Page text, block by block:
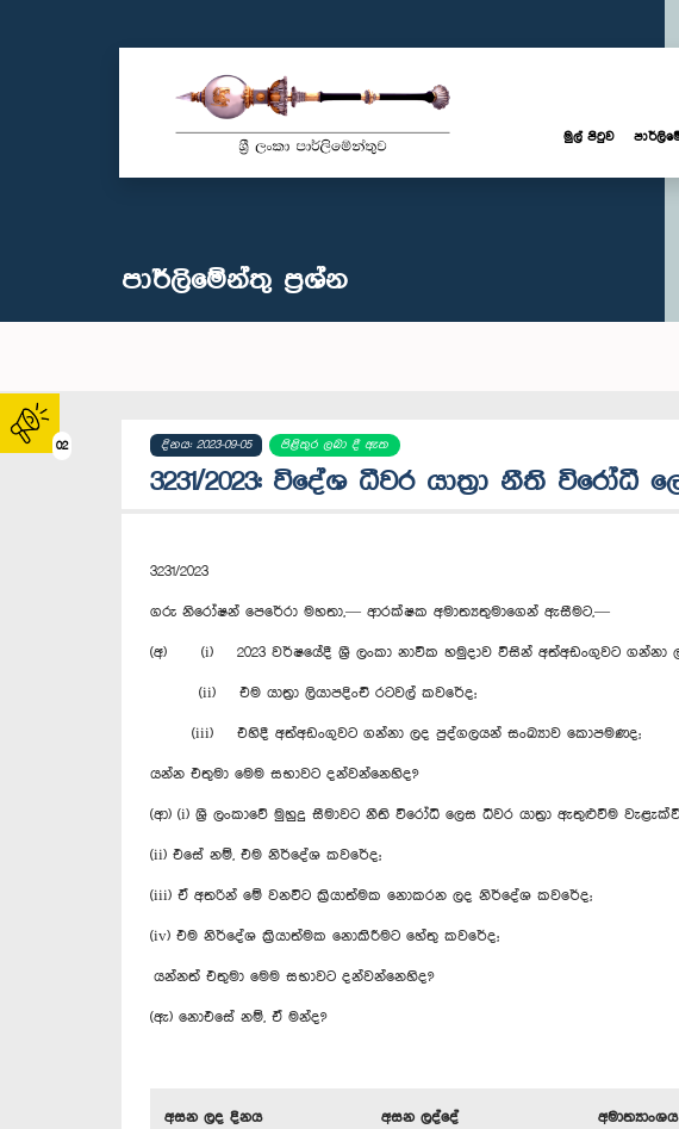
02
මුල් පිටුව
පාර්ලි‌මේන්තු‌ ප්‍රශ්න
දිනය: 2023-09-05 පිළිතුර ලබා දී ඇත
3231/2023: වි‍දේශ ධීවර යාත්‍රා නීති
3231/2023
ගරු නිරෝෂන් පෙරේරා මහතා,— ආරක්ෂක අමාත්‍යතුමාගෙන් ඇසීමට,—
(අ) (i) 2023 වර්ෂයේදී ශ්‍රී ලංකා නාවික හමුදාව විසින් අත්අඩංගුවට ගන්නා
(ii) එම යාත්‍රා ලියාපදිංචි රටවල් ක‍වරේද;
(iii) එහිදී අත්අඩංගුවට ගන්නා ලද පුද්ගලයන් සංඛ්‍යාව කොපමණද;
යන්න එතුමා මෙම සභාවට දන්වන්නෙහිද?
(ආ) (i) ශ්‍රී ලංකාවේ මුහුදු සීමාවට නීති විරෝධි ලෙස ධීවර යාත්‍රා ඇතුළුවීම
(ii) එසේ නම්, එම නිර්දේශ කවරේද;
(iii) ඒ අතරින් මේ වනවිට ක්‍රියාත්මක නොකරන ලද නිර්දේශ කවරේද;
(iv) එම නිර්දේශ ක්‍රියාත්මක නොකිරීමට හේතු කවරේද;
යන්නත් එතුමා මෙම සභාවට දන්වන්නෙහිද?
(ඇ) නොඑසේ නම්, ඒ මන්ද?
අසන ලද දිනය
අසන ලද්දේ
අමාත්‍යාංශය